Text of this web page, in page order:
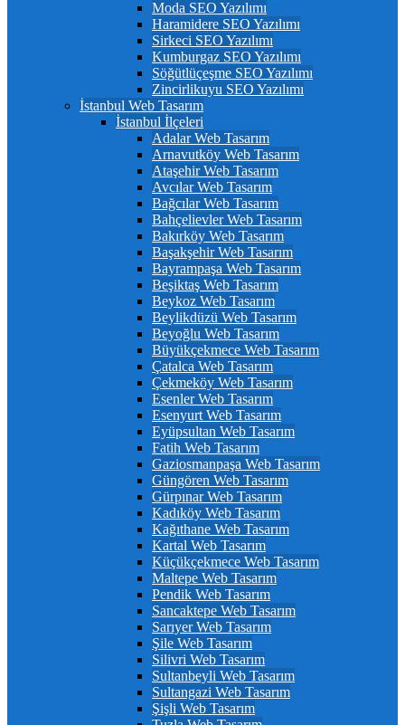
Moda SEO Yazılımı
Haramidere SEO Yazılımı
Sirkeci SEO Yazılımı
Kumburgaz SEO Yazılımı
Söğütlüçeşme SEO Yazılımı
Zincirlikuyu SEO Yazılımı
İstanbul Web Tasarım
İstanbul İlçeleri
Adalar Web Tasarım
Arnavutköy Web Tasarım
Ataşehir Web Tasarım
Avcılar Web Tasarım
Bağcılar Web Tasarım
Bahçelievler Web Tasarım
Bakırköy Web Tasarım
Başakşehir Web Tasarım
Bayrampaşa Web Tasarım
Beşiktaş Web Tasarım
Beykoz Web Tasarım
Beylikdüzü Web Tasarım
Beyoğlu Web Tasarım
Büyükçekmece Web Tasarım
Çatalca Web Tasarım
Çekmeköy Web Tasarım
Esenler Web Tasarım
Esenyurt Web Tasarım
Eyüpsultan Web Tasarım
Fatih Web Tasarım
Gaziosmanpaşa Web Tasarım
Güngören Web Tasarım
Gürpınar Web Tasarım
Kadıköy Web Tasarım
Kağıthane Web Tasarım
Kartal Web Tasarım
Küçükçekmece Web Tasarım
Maltepe Web Tasarım
Pendik Web Tasarım
Sancaktepe Web Tasarım
Sarıyer Web Tasarım
Şile Web Tasarım
Silivri Web Tasarım
Sultanbeyli Web Tasarım
Sultangazi Web Tasarım
Şişli Web Tasarım